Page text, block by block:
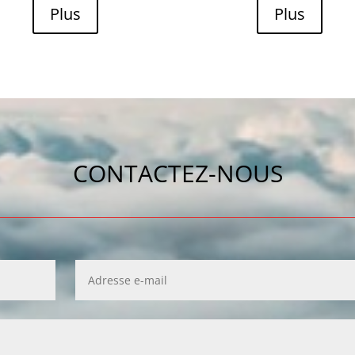
Plus Plus
CONTACTEZ-NOUS